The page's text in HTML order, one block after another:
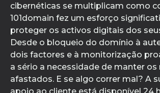
cibernéticas se multiplicam como
101domain fez um esforço
proteger os activos digitais dos
Desde o bloqueio do domínio à
dois factores e à monitorização
a sério a necessidade de manter
afastados. E se algo correr mal? A